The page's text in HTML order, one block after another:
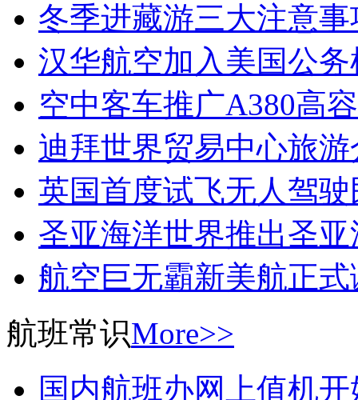
冬季进藏游三大注意事
汉华航空加入美国公
空中客车推广A380高
迪拜世界贸易中心旅游
英国首度试飞无人驾
圣亚海洋世界推出圣
航空巨无霸新美航正
航班常识More>>
国内航班办网上值机